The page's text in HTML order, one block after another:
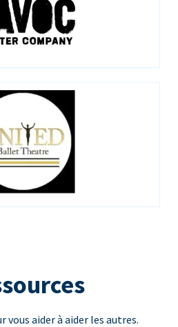
aider à aider les autres.